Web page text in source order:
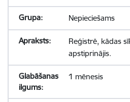
Nepieciešams
Reģistrē, kādas
apstiprinājis.
1 mēnesis